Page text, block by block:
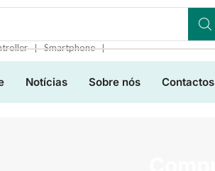
❘ Smartphone ❘
Notícias Sobre nós Contactos